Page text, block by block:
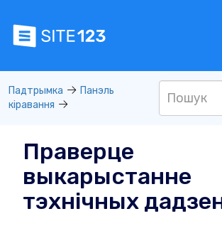
Падтрымка
Панэль
кіравання
Праверце
выкарыстанне
тэхнічных